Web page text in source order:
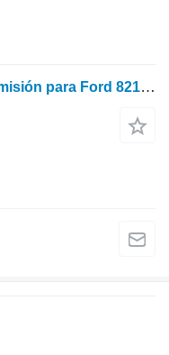
Synkromesh otra pieza de transmisión para Ford 8210 tractor de ruedas